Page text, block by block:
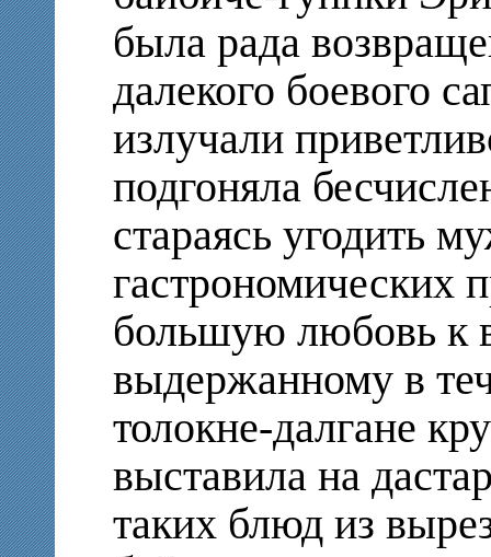
была рада
далекого боевого
излучали
подгоняла
стараясь угодить
гастрономических
большую любовь к
выдержанному в
толокне-далгане
выставила на
таких блюд из